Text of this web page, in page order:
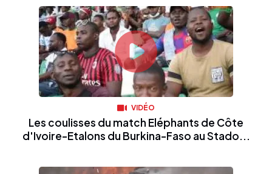
VIDÉO
Les coulisses du match Eléphants de Côte
d'Ivoire-Etalons du Burkina-Faso au Stado...